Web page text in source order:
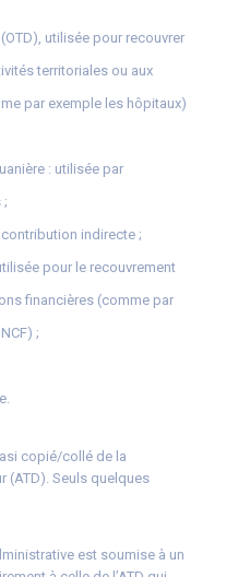
utilisée pour recouvrer
territoriales ou aux
par exemple les hôpitaux)
: utilisée par
;
contribution indirecte ;
pour le recouvrement
financières (comme par
;
copié/collé de la
(ATD). Seuls quelques
est soumise à un